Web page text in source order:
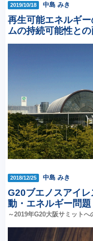
2019/10/18 中島 みき
再生可能エネルギ
ムの持続可能性との
2018/12/25 中島 みき
G20ブエノスアイ
動・エネルギー問題
～2019年G20大阪サミットへ